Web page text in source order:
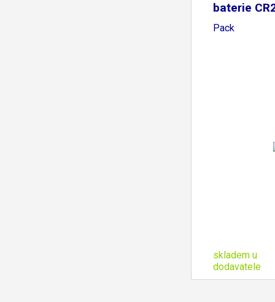
baterie
Pack
skladem u
dodavatele